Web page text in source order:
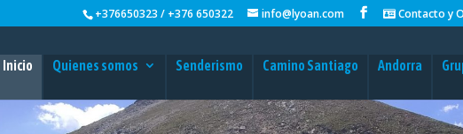
+376650323 / +376 650322 info@lyoan.com Contacto y
Inicio Quienes somos Senderismo Camino Santiago Andorra